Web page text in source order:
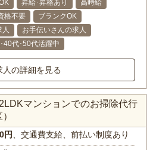
昇給･昇格あり
高時給
格不要
ブランクOK
人
お手伝いさんの求人
40代･50代活躍中
人の詳細を見る
マンションでのお掃除代行
円、交通費支給、前払い制度あり